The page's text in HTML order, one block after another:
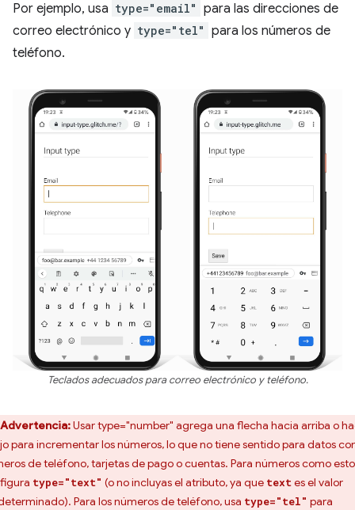
Por ejemplo, usa type="email" para las direcciones de
correo electrónico y type="tel" para los números de
teléfono.
Teclados adecuados para correo electrónico y teléfono.
Advertencia:Usar type="number" agrega una flecha hacia arriba o
para incrementar los números, lo que no tiene sentido para datos
de teléfono, tarjetas de pago o cuentas. Para números como
type="text" (o no incluyas el atributo, ya que textes el valor
Para los números de teléfono, usa type="tel" para